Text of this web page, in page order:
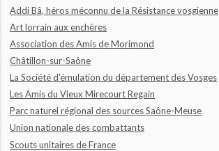
Addi Bâ, héros méconnu de la Résistance vosgienne
Art lorrain aux enchères
Association des Amis de Morimond
Châtillon-sur-Saône
La Société d'émulation du département des Vosges
Les Amis du Vieux Mirecourt Regain
Parc naturel régional des sources Saône-Meuse
Union nationale des combattants
Scouts unitaires de France